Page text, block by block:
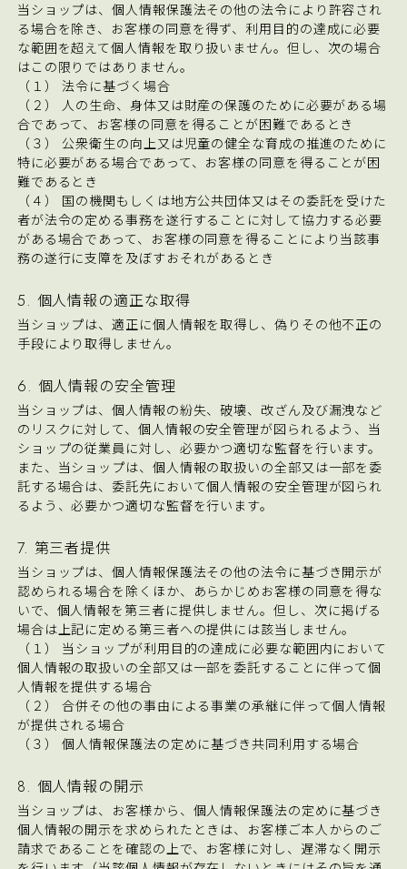
当ショップは、個人情報保護法その他の法令により許容され
る場合を除き、お客様の同意を得ず、利用目的の達成に必要
な範囲を超えて個人情報を取り扱いません。但し、次の場合
はこの限りではありません。
（１） 法令に基づく場合
（２） 人の生命、身体又は財産の保護のために必要がある場
合であって、お客様の同意を得ることが困難であるとき
（３） 公衆衛生の向上又は児童の健全な育成の推進のために
特に必要がある場合であって、お客様の同意を得ることが困
難であるとき
（４） 国の機関もしくは地方公共団体又はその委託を受けた
者が法令の定める事務を遂行することに対して協力する必要
がある場合であって、お客様の同意を得ることにより当該事
務の遂行に支障を及ぼすおそれがあるとき
5. 個人情報の適正な取得
当ショップは、適正に個人情報を取得し、偽りその他不正の
手段により取得しません。
6. 個人情報の安全管理
当ショップは、個人情報の紛失、破壊、改ざん及び漏洩など
のリスクに対して、個人情報の安全管理が図られるよう、当
ショップの従業員に対し、必要かつ適切な監督を行います。
また、当ショップは、個人情報の取扱いの全部又は一部を委
託する場合は、委託先において個人情報の安全管理が図られ
るよう、必要かつ適切な監督を行います。
7. 第三者提供
当ショップは、個人情報保護法その他の法令に基づき開示が
認められる場合を除くほか、あらかじめお客様の同意を得な
いで、個人情報を第三者に提供しません。但し、次に掲げる
場合は上記に定める第三者への提供には該当しません。
（１） 当ショップが利用目的の達成に必要な範囲内において
個人情報の取扱いの全部又は一部を委託することに伴って個
人情報を提供する場合
（２） 合併その他の事由による事業の承継に伴って個人情報
が提供される場合
（３） 個人情報保護法の定めに基づき共同利用する場合
8. 個人情報の開示
当ショップは、お客様から、個人情報保護法の定めに基づき
個人情報の開示を求められたときは、お客様ご本人からのご
請求であることを確認の上で、お客様に対し、遅滞なく開示